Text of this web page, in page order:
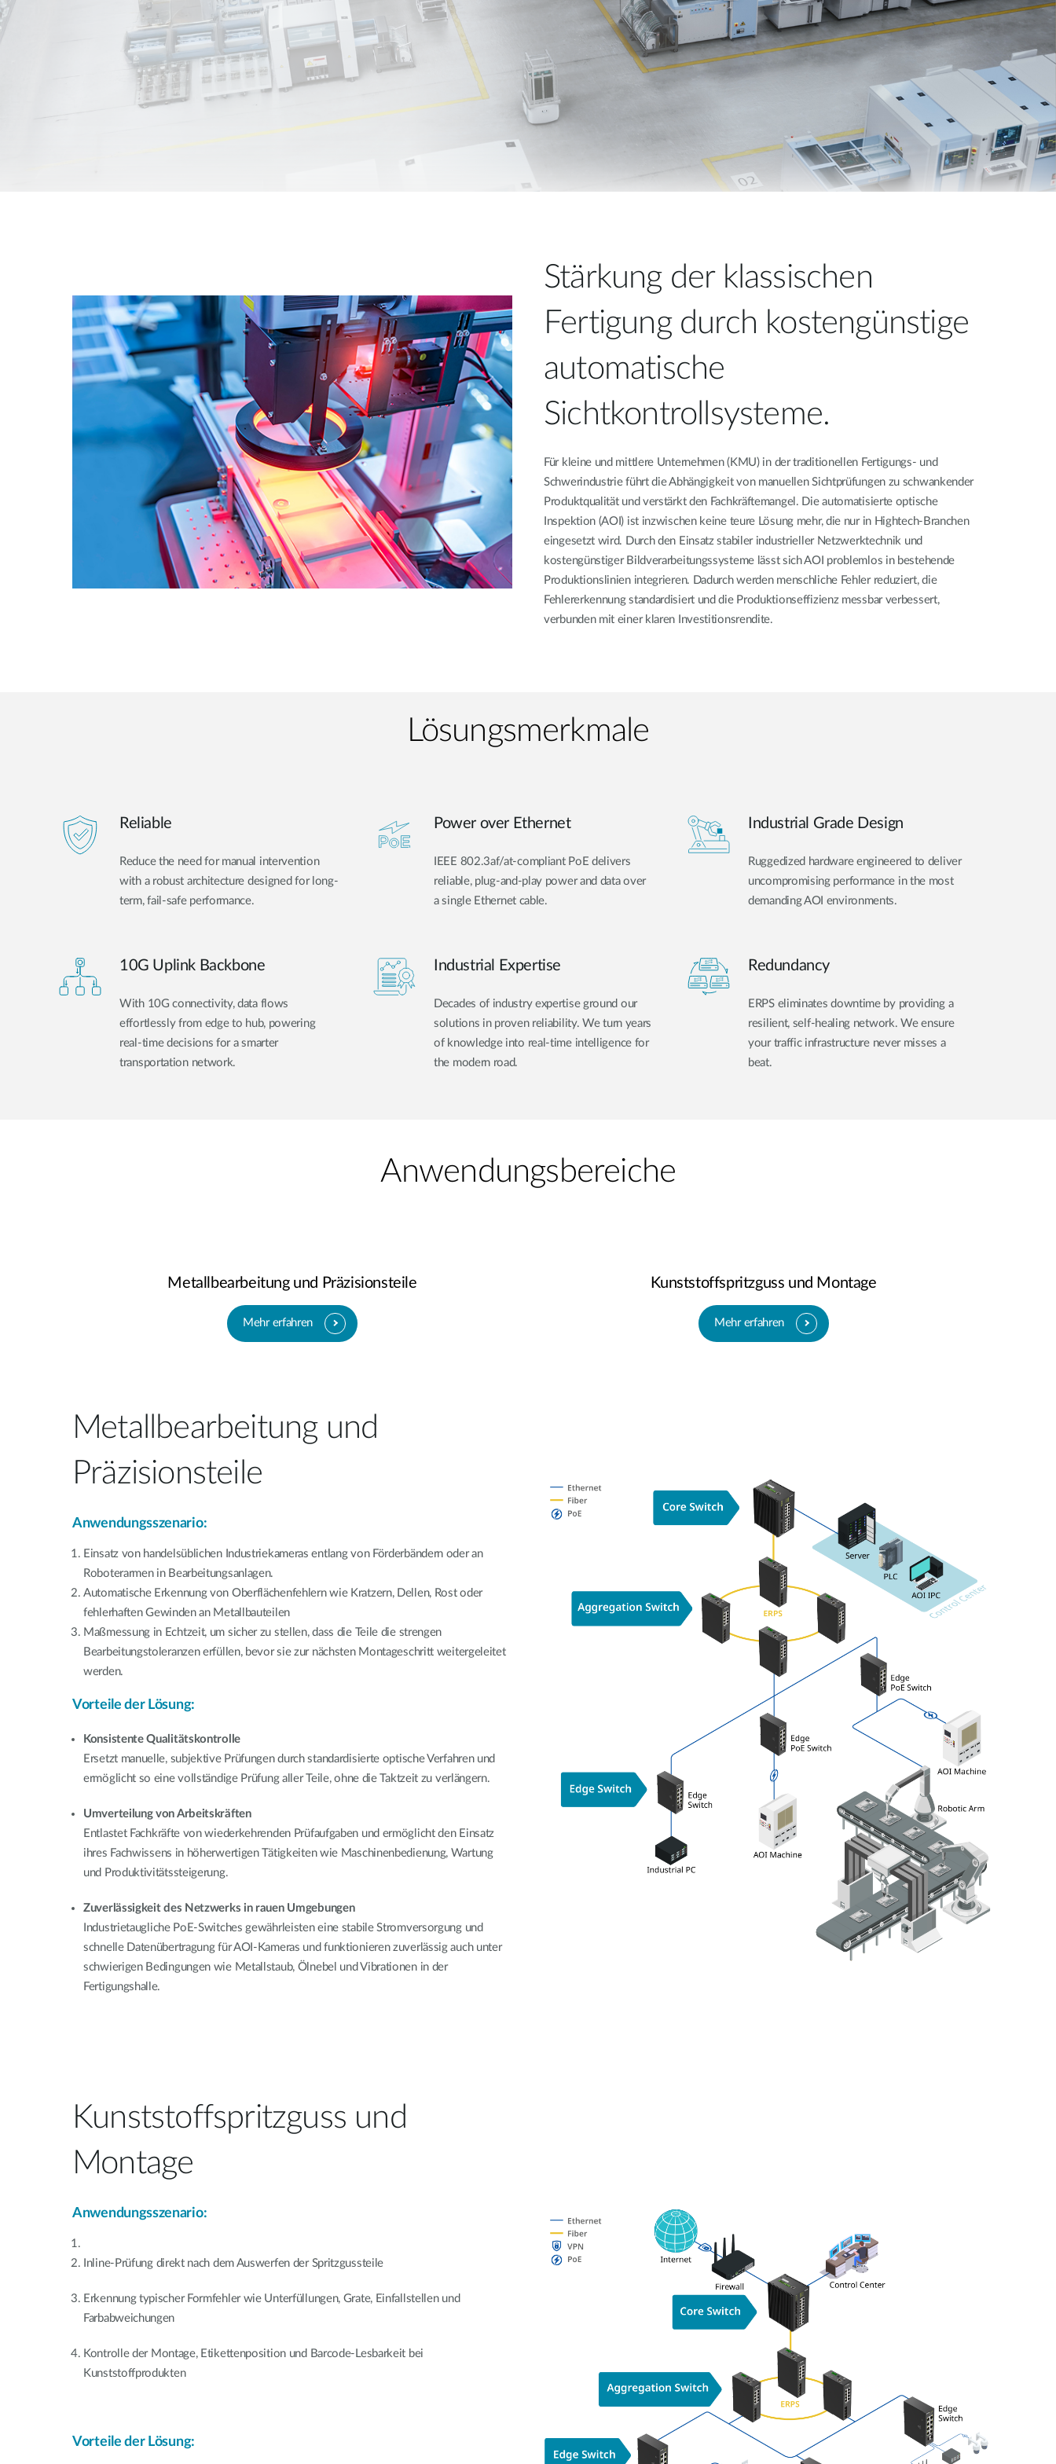
Unmanaged
Switches
PoE
Switches
Accessories
Smart Pole
Stärkung der klassischen
Fertigung durch kostengünstige
automatische
Sichtkontrollsysteme.
Für kleine und mittlere Unternehmen (KMU) in der traditionellen Fertigungs- und
Schwerindustrie führt die Abhängigkeit von manuellen Sichtprüfungen zu schwankender
Produktqualität und verstärkt den Fachkräftemangel. Die automatisierte optische
Inspektion (AOI) ist inzwischen keine teure Lösung mehr, die nur in Hightech-Branchen
eingesetzt wird. Durch den Einsatz stabiler industrieller Netzwerktechnik und
kostengünstiger Bildverarbeitungssysteme lässt sich AOI problemlos in bestehende
Produktionslinien integrieren. Dadurch werden menschliche Fehler reduziert, die
Fehlererkennung standardisiert und die Produktionseffizienz messbar verbessert,
verbunden mit einer klaren Investitionsrendite.
Lösungsmerkmale
Reliable
Reduce the need for manual intervention
with a robust architecture designed for long-
term, fail-safe performance.
Power over Ethernet
IEEE 802.3af/at-compliant PoE delivers
reliable, plug-and-play power and data over
a single Ethernet cable.
Industrial Grade Design
Ruggedized hardware engineered to deliver
uncompromising performance in the most
demanding AOI environments.
10G Uplink Backbone
With 10G connectivity, data flows
effortlessly from edge to hub, powering
real-time decisions for a smarter
transportation network.
Industrial Expertise
Decades of industry expertise ground our
solutions in proven reliability. We turn years
of knowledge into real-time intelligence for
the modern road.
Redundancy
ERPS eliminates downtime by providing a
resilient, self-healing network. We ensure
your traffic infrastructure never misses a
beat.
Anwendungsbereiche
Metallbearbeitung und Präzisionsteile
Mehr erfahren
Kunststoffspritzguss und Montage
Mehr erfahren
Metallbearbeitung und
Präzisionsteile
Anwendungsszenario:
Einsatz von handelsüblichen Industriekameras entlang von Förderbändern oder an
Roboterarmen in Bearbeitungsanlagen.
Automatische Erkennung von Oberflächenfehlern wie Kratzern, Dellen, Rost oder
fehlerhaften Gewinden an Metallbauteilen
Maßmessung in Echtzeit, um sicher zu stellen, dass die Teile die strengen
Bearbeitungstoleranzen erfüllen, bevor sie zur nächsten Montageschritt weitergeleitet
werden.
Vorteile der Lösung:
Konsistente Qualitätskontrolle
Ersetzt manuelle, subjektive Prüfungen durch standardisierte optische Verfahren und
ermöglicht so eine vollständige Prüfung aller Teile, ohne die Taktzeit zu verlängern.
Umverteilung von Arbeitskräften
Entlastet Fachkräfte von wiederkehrenden Prüfaufgaben und ermöglicht den Einsatz
ihres Fachwissens in höherwertigen Tätigkeiten wie Maschinenbedienung, Wartung
und Produktivitätssteigerung.
Zuverlässigkeit des Netzwerks in rauen Umgebungen
Industrietaugliche PoE-Switches gewährleisten eine stabile Stromversorgung und
schnelle Datenübertragung für AOI-Kameras und funktionieren zuverlässig auch unter
schwierigen Bedingungen wie Metallstaub, Ölnebel und Vibrationen in der
Fertigungshalle.
Kunststoffspritzguss und
Montage
Anwendungsszenario:
Inline-Prüfung direkt nach dem Auswerfen der Spritzgussteile
Erkennung typischer Formfehler wie Unterfüllungen, Grate, Einfallstellen und
Farbabweichungen
Kontrolle der Montage, Etikettenposition und Barcode-Lesbarkeit bei
Kunststoffprodukten
Vorteile der Lösung: